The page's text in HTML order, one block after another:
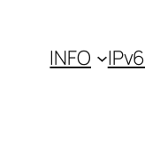
INFO IPv6